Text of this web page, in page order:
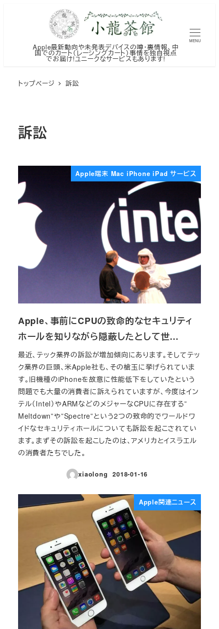
Apple最新動向や未発表デバイスの噂・裏情報、中
国でのカート（レーシングカート）事情を独自視点
でお届け!ユニークなサービスもあります!
MENU
トップページ 訴訟
訴訟
Apple端末 Mac iPhone iPad サービス
Apple、事前にCPUの致命的なセキュリティ
ホールを知りながら隠蔽したとして世…
最近、テック業界の訴訟が増加傾向にあります。そしてテッ
ク業界の巨頭、米Apple社も、その槍玉に挙げられていま
す。旧機種のiPhoneを故意に性能低下をしていたという
問題でも大量の消費者に訴えられていますが、今度はイン
テル（Intel）やARMなどのメジャーなCPUに存在する”
Meltdown”や”Spectre”という2つの致命的でワールドワ
イドなセキュリティホールについても訴訟を起こされてい
ます。まずその訴訟を起こしたのは、アメリカとイスラエル
の消費者たちでした。
xiaolong
投稿日
2018-01-16
Apple関連ニュース